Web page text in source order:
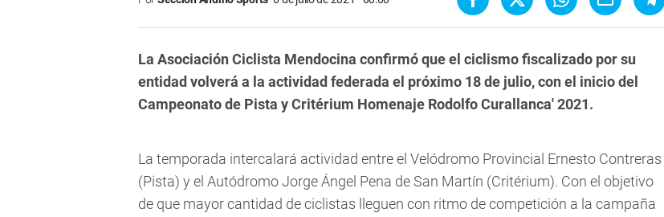
La Asociación Ciclista Mendocina confirmó que el ciclismo fiscalizado por su
entidad volverá a la actividad federada el próximo 18 de julio, con el inicio del
Campeonato de Pista y Critérium Homenaje Rodolfo Curallanca' 2021.
La temporada intercalará actividad entre el Velódromo Provincial Ernesto Contreras
(Pista) y el Autódromo Jorge Ángel Pena de San Martín (Critérium). Con el objetivo
de que mayor cantidad de ciclistas lleguen con ritmo de competición a la campaña